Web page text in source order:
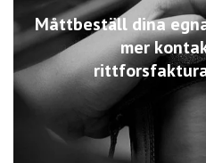
Måttbeställ dina
mer